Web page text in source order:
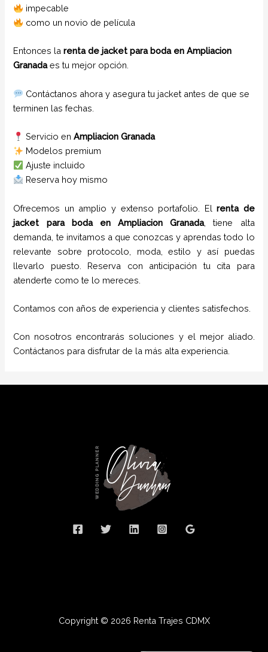
impecable
como un novio de película
Entonces larenta de jacket para boda en Ampliacion
Granadaes tu mejor opción.
Contáctanos ahora y asegura tu jacket antes de que se
terminen las fechas.
Servicio enAmpliacion Granada
Modelos premium
Ajuste incluido
Reserva hoy mismo
Ofrecemos un amplio y extenso portafolio. Elrenta de
jacket para bodaenAmpliacion Granada, tiene alta
demanda, te invitamos a que conozcas y aprendas todo lo
relevante sobre protocolo, moda, estilo y así puedas
llevarlo puesto. Reserva con anticipación tu cita para
atenderte como te lo mereces.
Contamos con años de experiencia y clientes satisfechos.
Con nosotros encontrarás soluciones y el mejor aliado.
Contáctanos para disfrutar de la más alta experiencia.
Copyright © 2026 Renta Trajes CDMX